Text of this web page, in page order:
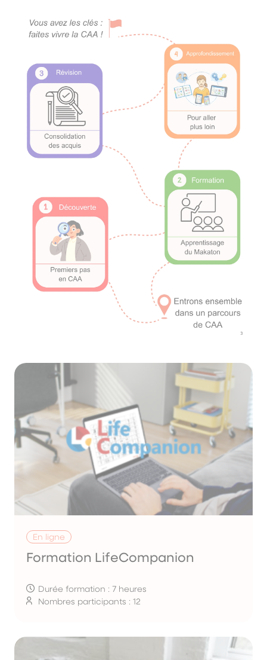
En ligne
Formation LifeCompanion
Durée formation : 7 heures
Nombres participants : 12